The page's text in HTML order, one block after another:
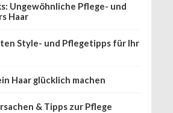
Ungewöhnliche Pflege- und
Haar
Style- und Pflegetipps für Ihr
Haar glücklich machen
& Tipps zur Pflege